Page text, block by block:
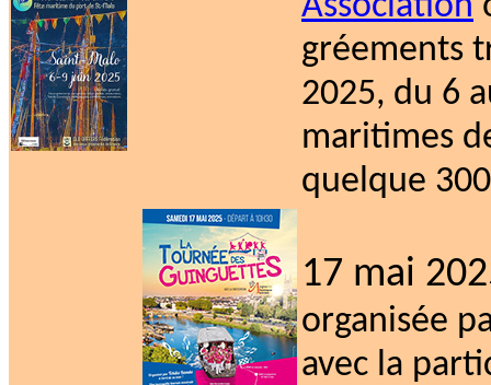
gréements
2025, du 6
maritimes
quelque
17 mai
organisée
avec la